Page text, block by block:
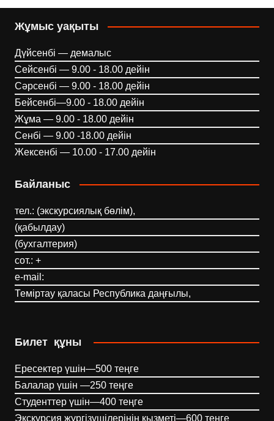
Жұмыс уақыты
Дүйсенбі — демалыс
Сейсенбі — 9.00 - 18.00 дейін
Сәрсенбі — 9.00 - 18.00 дейін
Бейсенбі—9.00 - 18.00 дейін
Жұма — 9.00 - 18.00 дейін
Сенбі — 9.00 -18.00 дейін
Жексенбі — 10.00 - 17.00 дейін
Байланыс
тел.: (экскурсиялық бөлім),
(қабылдау)
(бухгалтерия)
сот.: +
e-mail:
Теміртау қаласы Республика даңғылы,
Билет құны
Ересектер үшін—500 теңге
Балалар үшін —250 теңге
Студенттер үшін—400 теңге
Экскурсия жүргізушілерінің қызметі—600 теңге